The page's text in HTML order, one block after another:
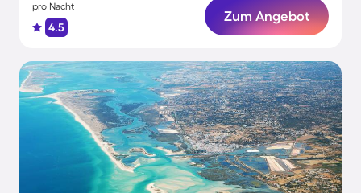
pro Nacht
4.5
Zum Angebot